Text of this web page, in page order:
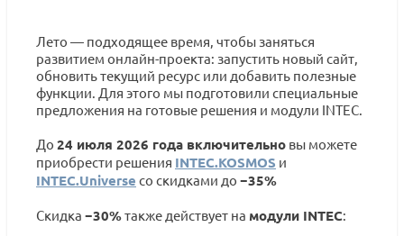
Лето — подходящее время, чтобы заняться
развитием онлайн-проекта: запустить новый сайт,
обновить текущий ресурс или добавить полезные
функции. Для этого мы подготовили специальные
предложения на готовые решения и модули INTEC.
До 24 июля 2026 года включительно вы можете
приобрести решения INTEC.KOSMOS и
INTEC.Universe со скидками до −35%
Скидка −30%также действует на модули INTEC: